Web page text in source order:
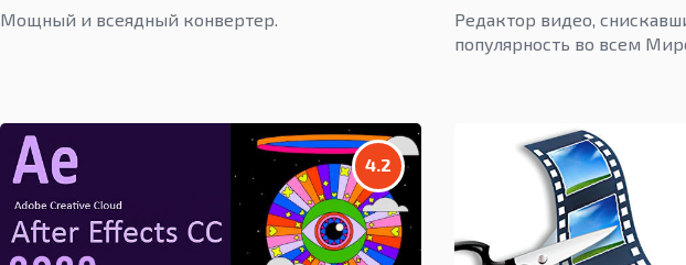
Мощный и всеядный конвертер.
Редактор видео,
популярность во всем
4.2